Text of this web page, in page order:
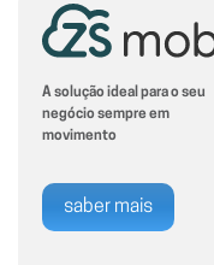
A solução ideal para o seu
negócio sempre em
movimento
saber mais